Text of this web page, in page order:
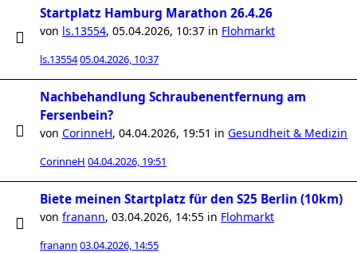
Startplatz Hamburg Marathon 26.4.26
von ls.13554, 05.04.2026, 10:37 in Flohmarkt
ls.1355405.04.2026, 10:37
Nachbehandlung Schraubenentfernung am
Fersenbein?
von CorinneH, 04.04.2026, 19:51 in Gesundheit & Medizin
CorinneH 04.04.2026, 19:51
Biete meinen Startplatz für den S25 Berlin (10km)
von franann, 03.04.2026, 14:55 in Flohmarkt
franann 03.04.2026, 14:55